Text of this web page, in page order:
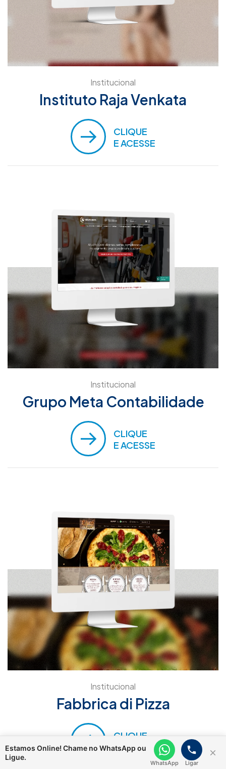
Institucional
Instituto Raja Venkata
CLIQUE
E ACESSE
Institucional
Grupo Meta Contabilidade
CLIQUE
E ACESSE
Institucional
Fabbrica di Pizza
CLIQUE
E ACESSE